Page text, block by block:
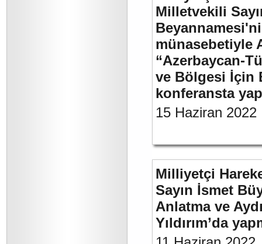
Milletvekili
münasebetiyle
“Azerbaycan-
ve Bölgesi İçin
konferansta
15 Haziran 2022
Milliyetçi
Sayın İsmet
Anlatma ve
Yıldırım’da